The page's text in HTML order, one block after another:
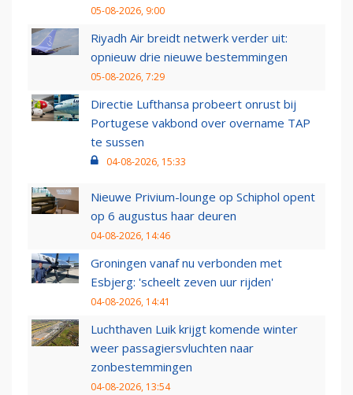
05-08-2026, 9:00
Riyadh Air breidt netwerk verder uit:
opnieuw drie nieuwe bestemmingen
05-08-2026, 7:29
Directie Lufthansa probeert onrust bij
Portugese vakbond over overname TAP
te sussen
04-08-2026, 15:33
Nieuwe Privium-lounge op Schiphol opent
op 6 augustus haar deuren
04-08-2026, 14:46
Groningen vanaf nu verbonden met
Esbjerg: 'scheelt zeven uur rijden'
04-08-2026, 14:41
Luchthaven Luik krijgt komende winter
weer passagiersvluchten naar
zonbestemmingen
04-08-2026, 13:54